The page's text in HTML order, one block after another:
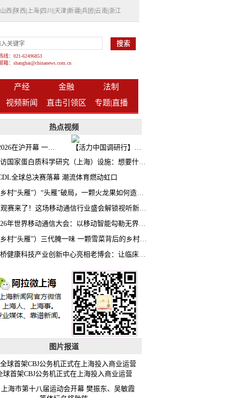
山西 陕西 上海 四川 天津 |新疆 兵团 |云南 浙江
线：021-62496853
箱：shanghai@chinanews.com.cn
产经 金融
法制
视频新闻 直击引领区 专题|直播
热点视频
BW2026在沪开幕 一众次元品牌集中发布全新企划
【活力中国调研行】上海机器人研究院以技术标准撬动长三角智造协同
探访国家蛋白质科学研究（上海）设施：想要什么蛋白 AI直接设计合成
全球总决赛落幕 潮流体育燃动虹口
（乡村“头雁”）“头雁”破局，一颗火龙果如何造就沪上乡村特色产业化路径
AI观赛来了！这场移动通信行业盛会解锁视听新玩法
2026年世界移动通信大会：以移动智能勾勒无界普惠新愿景
（乡村“头雁”）三代腌一味 一颗雪菜背后的乡村致富经
虹桥健康科技产业创新中心亮相老博会：让临床“需求”定义银发经济新生态
图片报道
球首架CBJ公务机正式在上海投入商业运营